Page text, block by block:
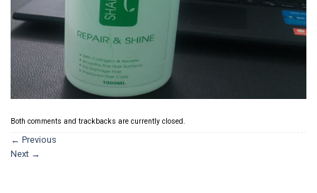
Both comments and trackbacks are currently closed.
← Previous
Next →